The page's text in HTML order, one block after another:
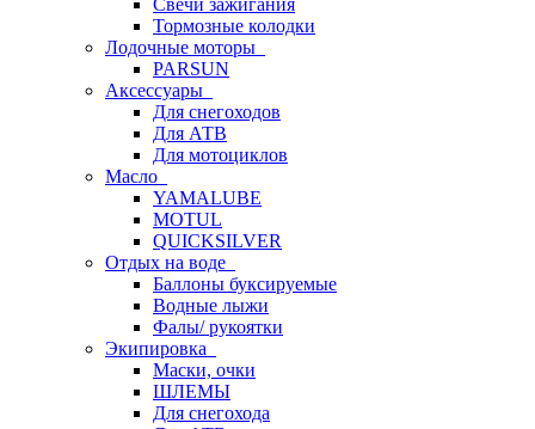
Свечи зажигания
Тормозные колодки
Лодочные моторы
PARSUN
Аксессуары
Для снегоходов
Для АТВ
Для мотоциклов
Масло
YAMALUBE
MOTUL
QUICKSILVER
Отдых на воде
Баллоны буксируемые
Водные лыжи
Фалы/ рукоятки
Экипировка
Маски, очки
ШЛЕМЫ
Для снегохода